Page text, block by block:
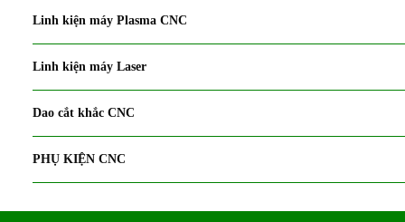
Linh kiện máy Plasma CNC
Linh kiện máy Laser
Dao cắt khắc CNC
PHỤ KIỆN CNC